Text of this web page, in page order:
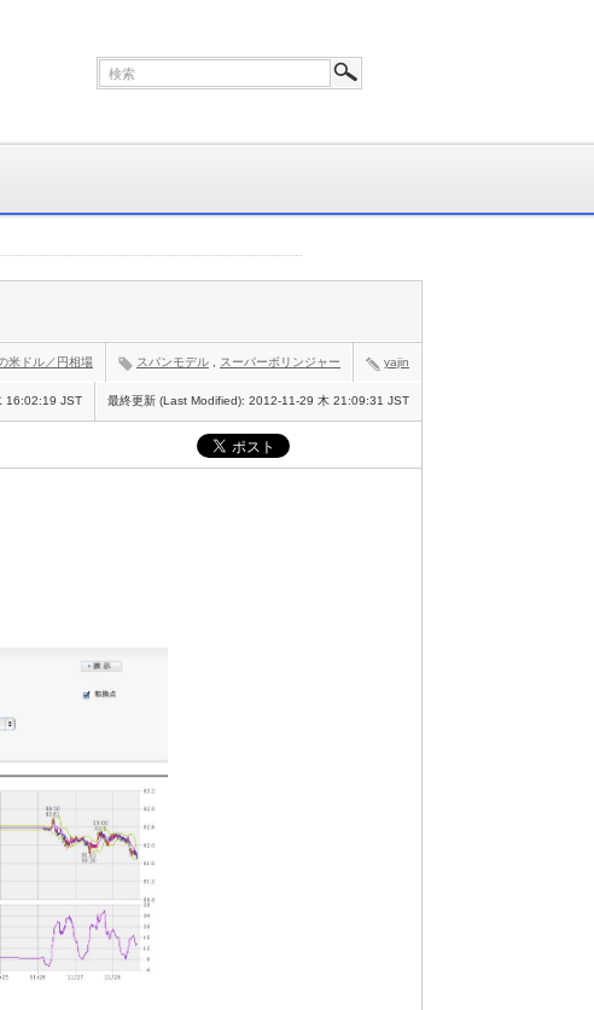
yajin
スパンモデル スーパーボリンジャー
米ドル／円相場
最終更新 (Last Modified): 2012-11-29 木 21:09:31 JST
16:02:19 JST